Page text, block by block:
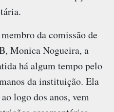
da comissão de
Monica Nogueira, a
há algum tempo pelo
da instituição. Ela
logo dos anos, vem